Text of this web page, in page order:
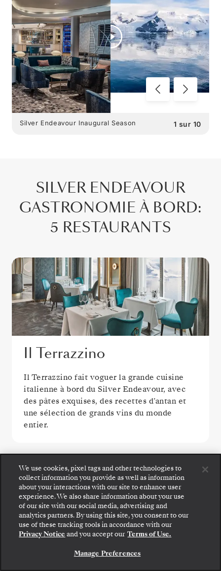
1 sur 10
Silver Endeavour Inaugural Season
SILVER ENDEAVOUR
GASTRONOMIE À BORD:
5 RESTAURANTS
Il Terrazzino
Il Terrazzino fait voguer la grande cuisine
italienne à bord du Silver Endeavour, avec
des pâtes exquises, des recettes d’antan et
une sélection de grands vins du monde
entier.
The Restaurant
Montez à bord : choisissez votre suite et consultez
les tarifs et les prestations incluses avant de
confirmer votre voyage avec Silversea en toute
sécurité.
RÉSERVEZ VOTRE SUITE
We use cookies, pixel tags and other technologies to
collect information you provide as well as information
about your interactions with our site to enhance user
experience. We also share information about your use
of our site with our social media, advertising and
analytics partners. By using this site, you consent to our
use of these tracking tools in accordance with our
Privacy Notice and you accept our Terms of Use.
Manage Preferences